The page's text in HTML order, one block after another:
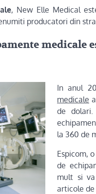
, New Elle Medical
producatori din
medicale
In anul
medicale
de
la 360 de
Espicom,
de
mult si
articole